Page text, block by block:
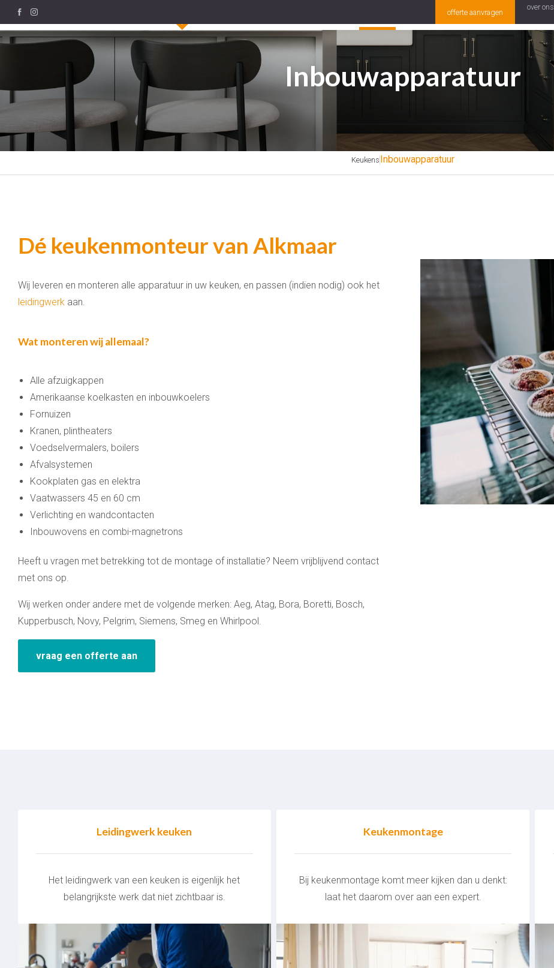
offerte aanvragen
over ons
badkamers vloerverwarming
Inbouwapparatuur
Keukens Inbouwapparatuur
Dé keukenmonteur van Alkmaar
Wij leveren en monteren alle apparatuur in uw keuken, en passen (indien nodig) ook het
leidingwerk aan.
Wat monteren wij allemaal?
Alle afzuigkappen
Amerikaanse koelkasten en inbouwkoelers
Fornuizen
Kranen, plintheaters
Voedselvermalers, boilers
Afvalsystemen
Kookplaten gas en elektra
Vaatwassers 45 en 60 cm
Verlichting en wandcontacten
Inbouwovens en combi-magnetrons
Heeft u vragen met betrekking tot de montage of installatie? Neem vrijblijvend contact
met ons op.
Wij werken onder andere met de volgende merken: Aeg, Atag, Bora, Boretti, Bosch,
Kupperbusch, Novy, Pelgrim, Siemens, Smeg en Whirlpool.
vraag een offerte aan
Leidingwerk keuken
Het leidingwerk van een keuken is eigenlijk het
belangrijkste werk dat niet zichtbaar is.
Keukenmontage
Bij keukenmontage komt meer kijken dan u denkt:
laat het daarom over aan een expert.